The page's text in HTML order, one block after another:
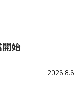
開始
2026.8.6